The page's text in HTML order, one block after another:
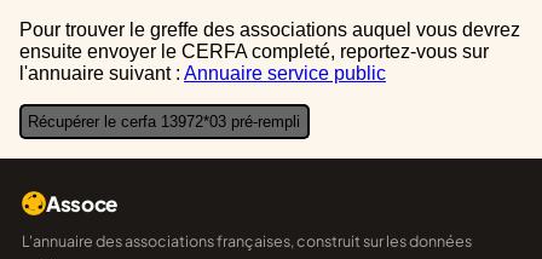
Pour trouver le greffe des associations auquel vous devrez
ensuite envoyer le CERFA completé, reportez-vous sur
l'annuaire suivant : Annuaire service public
Récupérer le cerfa 13972*03 pré-rempli
Assoce
L'annuaire des associations françaises, construit sur les données